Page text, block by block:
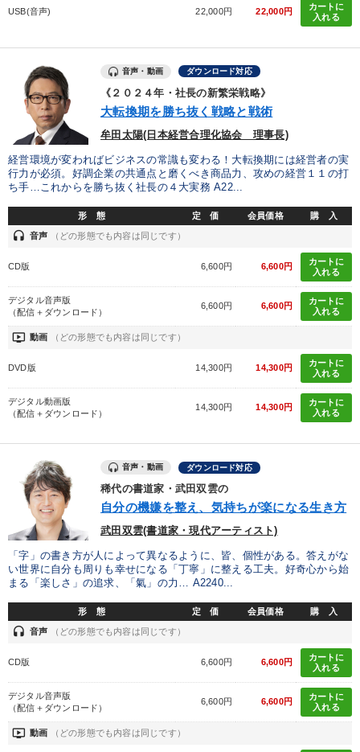
USB(音声) 22,000円 22,000円
カートに
入れる
音声・動画 ダウンロード対応
《２０２４年・社長の新繁栄戦略》
大転換期を勝ち抜く戦略と戦術
牟田太陽(日本経営合理化協会 理事長)
経営環境が変わればビジネスの常識も変わる！大転換期には経営者の実
行力が必須。好調企業の共通点と磨くべき商品力、攻めの経営１１の打
ち手…これからを勝ち抜く社長の４大実務 A22...
形 態 定 価 会員価格 購 入
headset 音声 （どの形態でも内容は同じです）
CD版 6,600円 6,600円
カートに
入れる
デジタル音声版
（配信＋ダウンロード）
6,600円 6,600円
カートに
入れる
ondemand_video 動画 （どの形態でも内容は同じです）
DVD版 14,300円 14,300円
カートに
入れる
デジタル動画版
（配信＋ダウンロード）
14,300円 14,300円
カートに
入れる
音声・動画 ダウンロード対応
稀代の書道家・武田双雲の
自分の機嫌を整え、気持ちが楽になる生き方
武田双雲(書道家・現代アーティスト)
「字」の書き方が人によって異なるように、皆、個性がある。答えがな
い世界に自分も周りも幸せになる「丁寧」に整える工夫。好奇心から始
まる「楽しさ」の追求、「氣」の力… A2240...
形 態 定 価 会員価格 購 入
headset 音声 （どの形態でも内容は同じです）
CD版 6,600円 6,600円
カートに
入れる
デジタル音声版
（配信＋ダウンロード）
6,600円 6,600円
カートに
入れる
ondemand_video 動画 （どの形態でも内容は同じです）